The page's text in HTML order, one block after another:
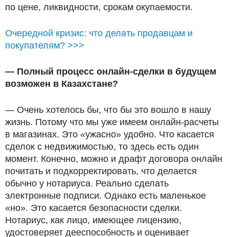
по цене, ликвидности, срокам окупаемости.
Очередной кризис: что делать продавцам и
покупателям? >>>
— Полный процесс онлайн-сделки в будущем
возможен в Казахстане?
— Очень хотелось бы, что бы это вошло в нашу
жизнь. Потому что мы уже имеем онлайн-расчеты
в магазинах. Это «ужасно» удобно. Что касается
сделок с недвижимостью, то здесь есть один
момент. Конечно, можно и драфт договора онлайн
почитать и подкорректировать, что делается
обычно у нотариуса. Реально сделать
электронные подписи. Однако есть маленькое
«но». Это касается безопасности сделки.
Нотариус, как лицо, имеющее лицензию,
удостоверяет дееспособность и оценивает